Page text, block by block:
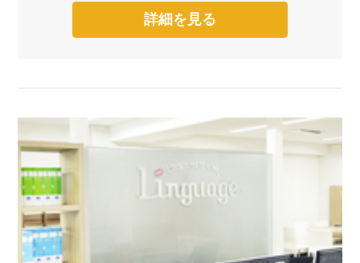
詳細を見る